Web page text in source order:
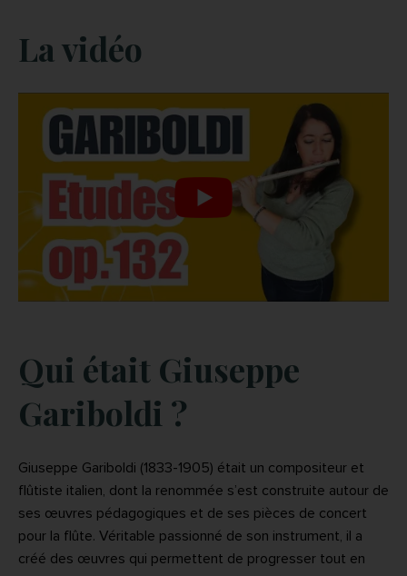
La vidéo
Qui était Giuseppe
Gariboldi ?
Giuseppe Gariboldi (1833-1905) était un compositeur et
flûtiste italien, dont la renommée s’est construite autour de
ses œuvres pédagogiques et de ses pièces de concert
pour la flûte. Véritable passionné de son instrument, il a
créé des œuvres qui permettent de progresser tout en